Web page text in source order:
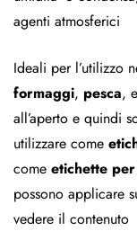
agenti atmosferici
Ideali per l’utilizzo
formaggi, pesca,
all’aperto e quindi
utilizzare come
come etichette
possono applicare
vedere il contenuto